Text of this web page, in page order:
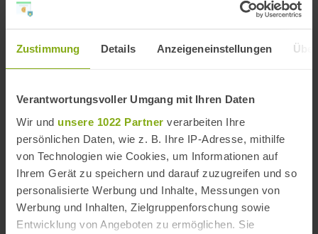
Zustimmung Details Anzeigeneinstellungen
Verantwortungsvoller Umgang mit Ihren Daten
Wir und unsere 1022 Partner verarbeiten Ihre
persönlichen Daten, wie z. B. Ihre IP-Adresse, mithilfe
von Technologien wie Cookies, um Informationen auf
Ihrem Gerät zu speichern und darauf zuzugreifen und so
personalisierte Werbung und Inhalte, Messungen von
Werbung und Inhalten, Zielgruppenforschung sowie
Entwicklung von Angeboten zu ermöglichen. Sie
Provinz Málaga Strände
Strände in der Nähe